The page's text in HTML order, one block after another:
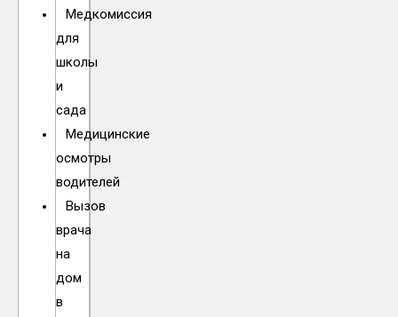
Медкомиссия
для
школы
и
сада
Медицинские
осмотры
водителей
Вызов
врача
на
дом
в